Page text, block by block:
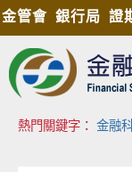
金管會 銀行局 證
熱門關鍵字： 金融